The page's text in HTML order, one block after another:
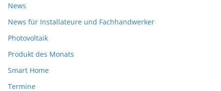
News
News für Installateure und Fachhandwerker
Photovoltaik
Produkt des Monats
Smart Home
Termine